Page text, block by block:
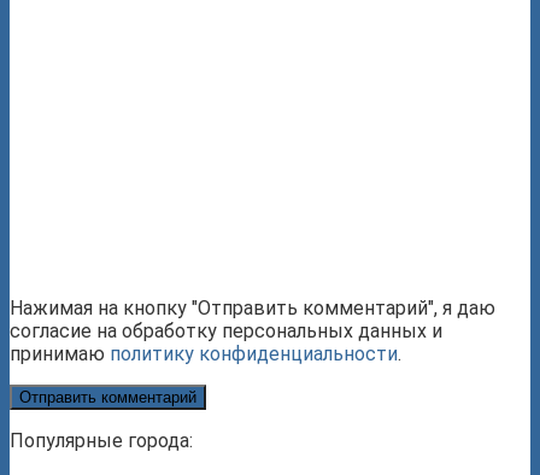
Нажимая на кнопку "Отправить комментарий", я даю
согласие на обработку персональных данных и
принимаю политику конфиденциальности.
Популярные города: